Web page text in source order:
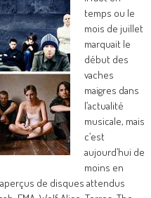
temps ou le
mois de juillet
marquait le
début des
vaches
maigres dans
l’actualité
musicale, mais
c’est
aujourd’hui de
moins en
aperçus de disques attendus